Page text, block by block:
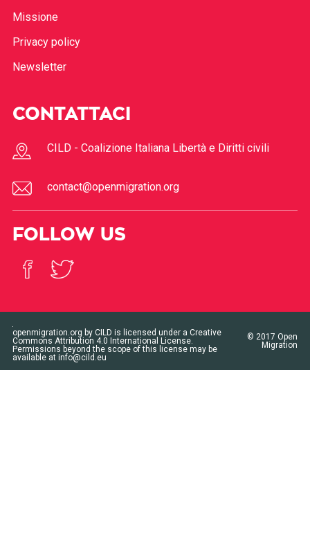
Missione
Privacy policy
Newsletter
CONTATTACI
CILD - Coalizione Italiana Libertà e Diritti civili
contact@openmigration.org
FOLLOW US
openmigration.org by CILD is licensed under a Creative
Commons Attribution 4.0 International License.
Permissions beyond the scope of this license may be
available at info@cild.eu
© 2017 Open
Migration